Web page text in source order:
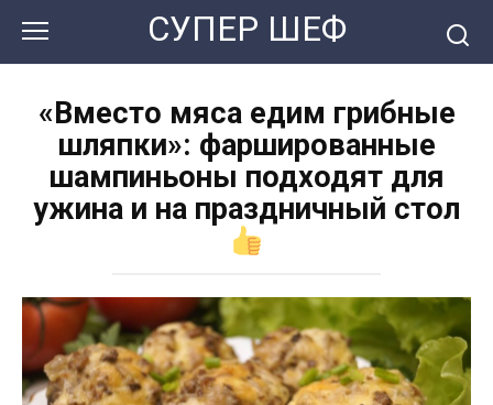
контенту
СУПЕР ШЕФ
«Вместо мяса едим грибные
шляпки»: фаршированные
шампиньоны подходят для
ужина и на праздничный стол